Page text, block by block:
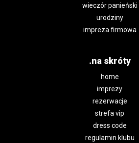
wieczór panieński
urodziny
impreza firmowa
.na skróty
home
imprezy
rezerwacje
strefa vip
dress code
regulamin klubu